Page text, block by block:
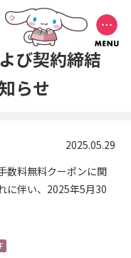
び契約締結
らせ
2025.05.29
数料無料クーポンに関
に伴い、2025年5月30